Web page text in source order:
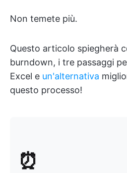
Non temete più.
Questo articolo spiegherà
burndown, i tre passaggi
Excel e un'alternativa
questo processo!
⏰